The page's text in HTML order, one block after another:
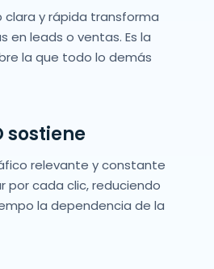
clara y rápida transforma
en leads o ventas. Es la
la que todo lo demás
sostiene
relevante y constante
por cada clic, reduciendo
la dependencia de la